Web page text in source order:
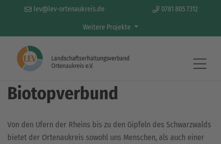
lev@lev-ortenaukreis.de 0781 805 7312
Weitere Projekte
Aktivitäten & Projekte
Biotopverbund
Von den Ufern der Rheins bis zu den Gipfeln des Schwarzwalds
bietet der Ortenaukreis sowohl uns Menschen, als auch einer